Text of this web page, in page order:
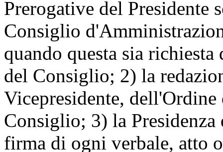
Prerogative del Presidente
Consiglio
quando questa sia
del Consiglio; 2) la
Vicepresidente,
Consiglio; 3) la
firma di ogni verbale, atto